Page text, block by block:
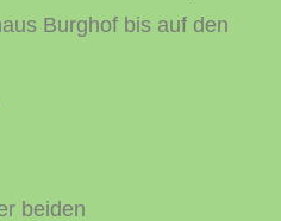
Burghof bis auf den
beiden